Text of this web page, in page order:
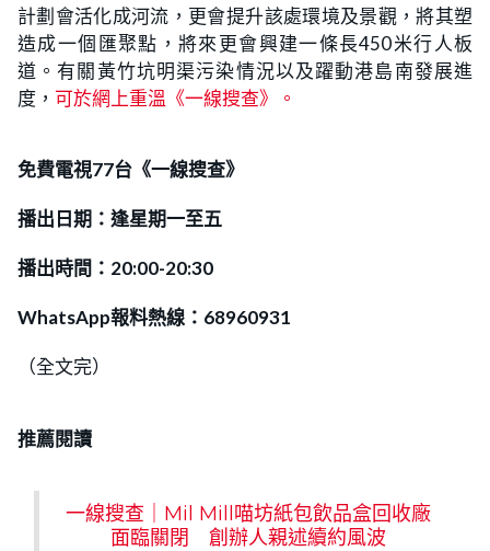
計劃會活化成河流，更會提升該處環境及景觀，將其塑
造成一個匯聚點，將來更會興建一條長450米行人板
道。有關黃竹坑明渠污染情況以及躍動港島南發展進
度， 可於網上重溫《一線搜查》。
免費電視77台《一線搜查》
播出日期：逢星期一至五
播出時間：20:00-20:30
WhatsApp報料熱線：68960931
（全文完）
推薦閱讀
一線搜查｜Mil Mill喵坊紙包飲品盒回收廠
面臨關閉 創辦人親述續約風波